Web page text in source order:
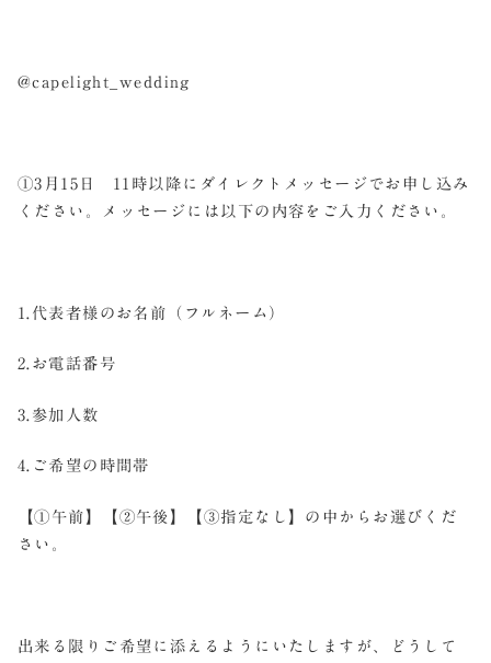
@capelight_wedding
①3月15日 11時以降にダイレクトメッセージでお申し込み
ください。メッセージには以下の内容をご入力ください。
1.代表者様のお名前（フルネーム）
2.お電話番号
3.参加人数
4.ご希望の時間帯
【①午前】【②午後】【③指定なし】の中からお選びくだ
さい。
出来る限りご希望に添えるようにいたしますが、どうして